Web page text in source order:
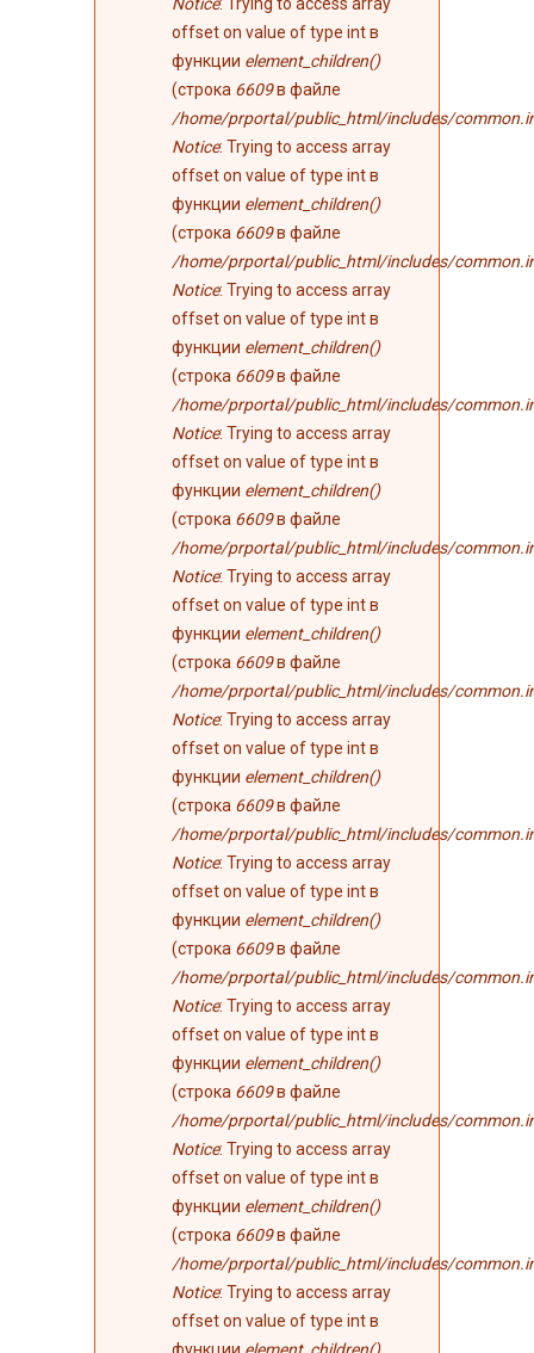
offset on value of type int в
функции element_children()
(строка 6609в файле
/home/prportal/public_html/includes/
Notice: Trying to access array
offset on value of type int в
функции element_children()
(строка 6609в файле
/home/prportal/public_html/includes/
Notice: Trying to access array
offset on value of type int в
функции element_children()
(строка 6609в файле
/home/prportal/public_html/includes/
Notice: Trying to access array
offset on value of type int в
функции element_children()
(строка 6609в файле
/home/prportal/public_html/includes/
Notice: Trying to access array
offset on value of type int в
функции element_children()
(строка 6609в файле
/home/prportal/public_html/includes/
Notice: Trying to access array
offset on value of type int в
функции element_children()
(строка 6609в файле
/home/prportal/public_html/includes/
Notice: Trying to access array
offset on value of type int в
функции element_children()
(строка 6609в файле
/home/prportal/public_html/includes/
Notice: Trying to access array
offset on value of type int в
функции element_children()
(строка 6609в файле
/home/prportal/public_html/includes/
Notice: Trying to access array
offset on value of type int в
функции element_children()
(строка 6609в файле
/home/prportal/public_html/includes/
Notice: Trying to access array
offset on value of type int в